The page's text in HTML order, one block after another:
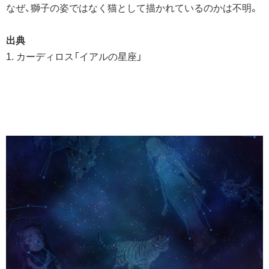
なぜ、獅子の姿ではなく猫として描かれているのかは不明。
出典
1. カーディロス「イアルの星座」